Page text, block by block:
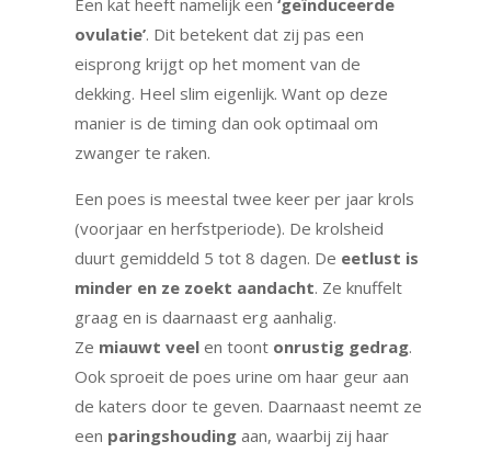
Een kat heeft namelijk een ‘geïnduceerde
ovulatie’. Dit betekent dat zij pas een
eisprong krijgt op het moment van de
dekking. Heel slim eigenlijk. Want op deze
manier is de timing dan ook optimaal om
zwanger te raken.
Een poes is meestal twee keer per jaar krols
(voorjaar en herfstperiode). De krolsheid
duurt gemiddeld 5 tot 8 dagen. De eetlust is
minder en ze zoekt aandacht. Ze knuffelt
graag en is daarnaast erg aanhalig.
Ze miauwt veel en toontonrustig gedrag.
Ook sproeit de poes urine om haar geur aan
de katers door te geven. Daarnaast neemt ze
een paringshoudingaan, waarbij zij haar